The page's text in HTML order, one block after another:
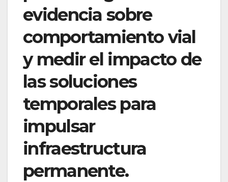
evidencia sobre
comportamiento vial
y medir el impacto de
las soluciones
temporales para
impulsar
infraestructura
permanente.